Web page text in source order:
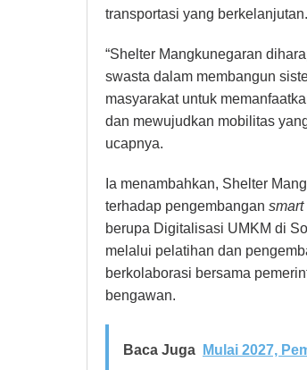
transportasi yang berkelanjutan.
“Shelter Mangkunegaran
swasta dalam membangun
masyarakat untuk
dan mewujudkan mobilitas
ucapnya.
Ia menambahkan, Shelter
terhadap pengembangan smart
berupa Digitalisasi UMKM di
melalui pelatihan dan
berkolaborasi bersama
bengawan.
Baca Juga Mulai 2027,